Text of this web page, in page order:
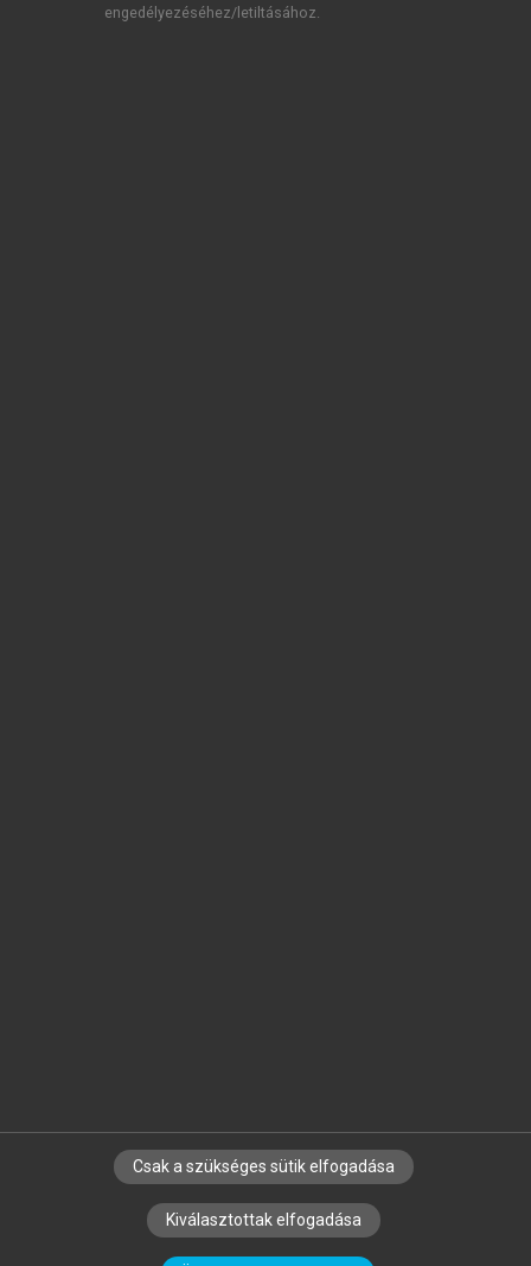
SZERZŐKNEK CÉGEKNEK KÖNYVTÁROSOKNAK
SZERKESZTÉSI ÉS LEKTORÁLÁSI ALAPELVEK
engedélyezéséhez/letiltásához.
Csak a szükséges sütik elfogadása
Kiválasztottak elfogadása